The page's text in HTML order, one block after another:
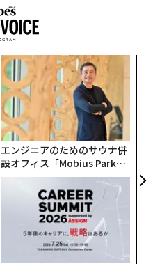
エンジニアのためのサウナ併
設オフィス「Mobius Park」
がオープン──タマディック
が健康経営を徹底する理由